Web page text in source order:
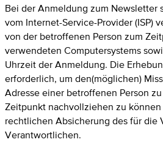
Bei der Anmeldung zum Newsletter
vom Internet-Service-Provider (ISP)
von der betroffenen Person zum
verwendeten Computersystems
Uhrzeit der Anmeldung. Die
erforderlich, um den(möglichen)
Adresse einer betroffenen Person
Zeitpunkt nachvollziehen zu
rechtlichen Absicherung des für die
Verantwortlichen.